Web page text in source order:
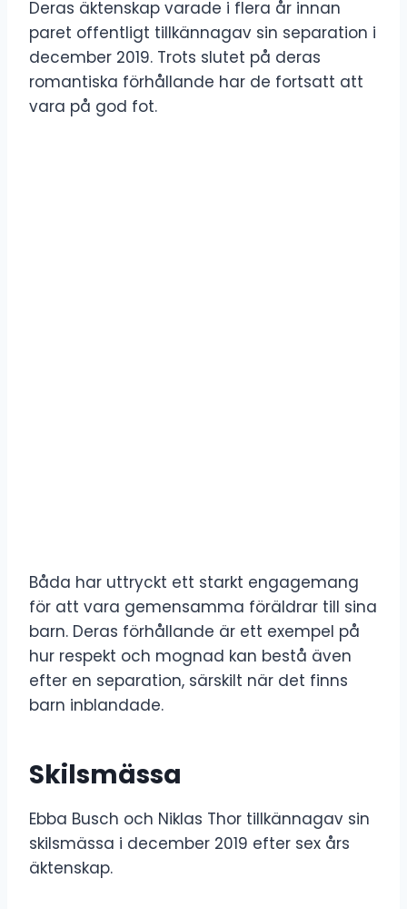
Deras äktenskap varade i flera år innan
paret offentligt tillkännagav sin separation i
december 2019. Trots slutet på deras
romantiska förhållande har de fortsatt att
vara på god fot.
Båda har uttryckt ett starkt engagemang
för att vara gemensamma föräldrar till sina
barn. Deras förhållande är ett exempel på
hur respekt och mognad kan bestå även
efter en separation, särskilt när det finns
barn inblandade.
Skilsmässa
Ebba Busch och Niklas Thor tillkännagav sin
skilsmässa i december 2019 efter sex års
äktenskap.